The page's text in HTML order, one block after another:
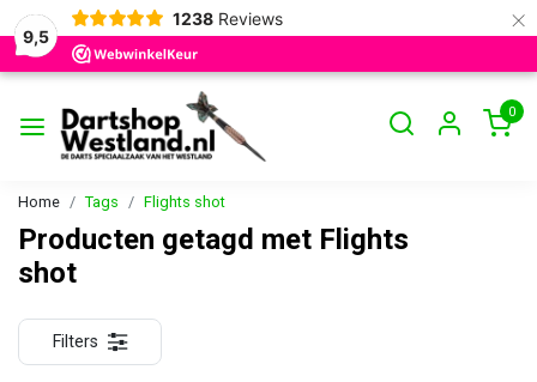
9,5
1238 Reviews ×
0
Home Tags Flights shot
Producten getagd met Flights
shot
Filters